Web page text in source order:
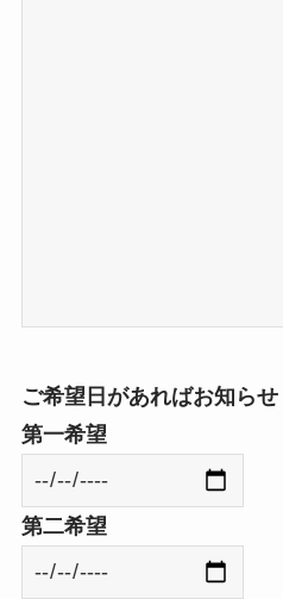
ご希望日があればお知らせ
第一希望
第二希望